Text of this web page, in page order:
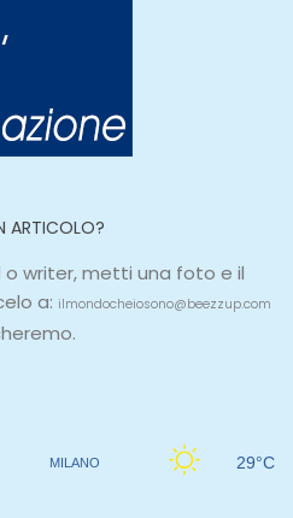
ARTICOLO?
o writer, metti una foto e il
a: ilmondocheiosono@beezzup.com